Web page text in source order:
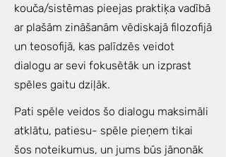
kouča/sistēmas pieejas praktiķa vadībā
ar plašām zināšanām vēdiskajā filozofijā
un teosofijā, kas palīdzēs veidot
dialogu ar sevi fokusētāk un izprast
spēles gaitu dziļāk.
Pati spēle veidos šo dialogu maksimāli
atklātu, patiesu- spēle pieņem tikai
šos noteikumus, un jums būs jānonāk